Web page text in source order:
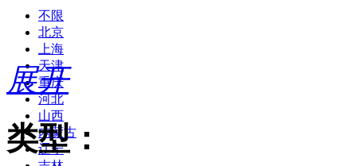
不限
北京
上海
天津
重庆
河北
山西
内蒙古
辽宁
展开
类型：